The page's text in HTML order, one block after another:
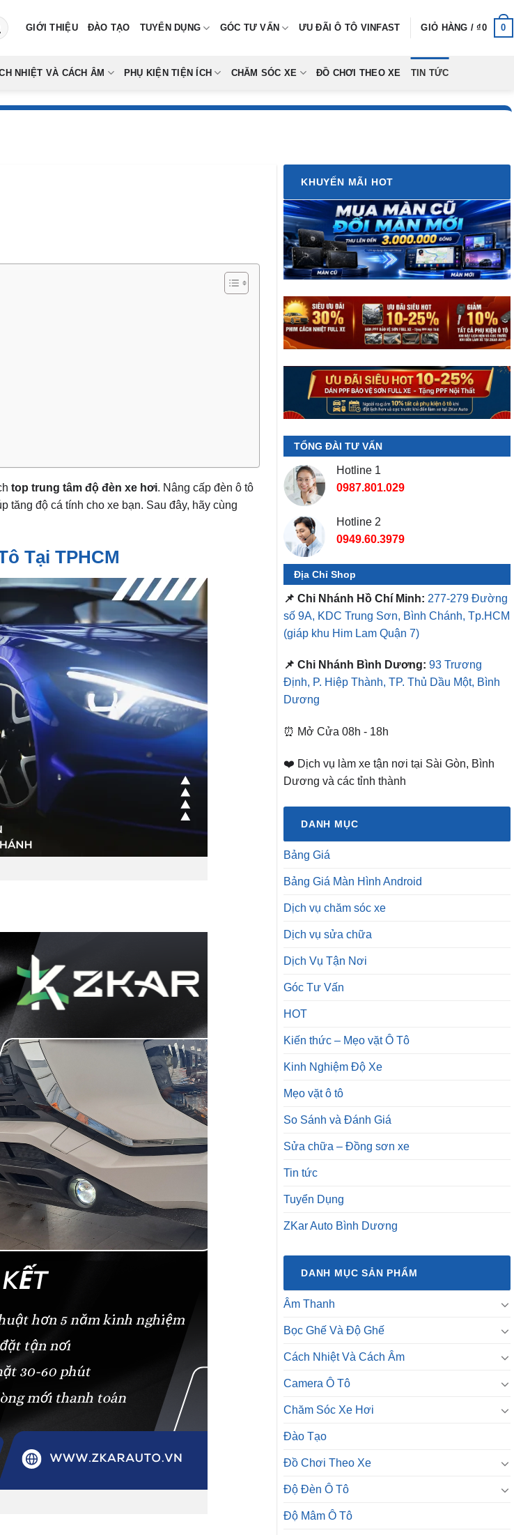
GIỚI THIỆU ĐÀO TẠO TUYỂN DỤNG GÓC TƯ VẤN ƯU ĐÃI Ô TÔ VINFAST GIỎ HÀNG /₫0 0
NHIỆT VÀ CÁCH ÂM PHỤ KIỆN TIỆN ÍCH CHĂM SÓC XE ĐỒ CHƠI THEO XE TIN TỨC
top trung tâm độ đèn xe hơi. Nâng cấp đèn ô tô
tăng độ cá tính cho xe bạn. Sau đây, hãy cùng
Tại TPHCM
KHUYẾN MÃI HOT
TỔNG ĐÀI TƯ VẤN
Hotline 1
0987.801.029
Hotline 2
0949.60.3979
Địa Chỉ Shop
📌 Chi Nhánh Hồ Chí Minh: 277-279 Đường
số 9A, KDC Trung Sơn, Bình Chánh, Tp.HCM
(giáp khu Him Lam Quận 7)
📌 Chi Nhánh Bình Dương: 93 Trương
Định, P. Hiệp Thành, TP. Thủ Dầu Một, Bình
Dương
⏰ Mở Cửa 08h - 18h
❤️ Dịch vụ làm xe tận nơi tại Sài Gòn, Bình
Dương và các tỉnh thành
DANH MỤC
Bảng Giá
Bảng Giá Màn Hình Android
Dịch vụ chăm sóc xe
Dịch vụ sửa chữa
Dịch Vụ Tận Nơi
Góc Tư Vấn
HOT
Kiến thức – Mẹo vặt Ô Tô
Kinh Nghiệm Độ Xe
Mẹo vặt ô tô
So Sánh và Đánh Giá
Sửa chữa – Đồng sơn xe
Tin tức
Tuyển Dụng
ZKar Auto Bình Dương
DANH MỤC SẢN PHẨM
Âm Thanh
Bọc Ghế Và Độ Ghế
Cách Nhiệt Và Cách Âm
Camera Ô Tô
Chăm Sóc Xe Hơi
Đào Tạo
Đồ Chơi Theo Xe
Độ Đèn Ô Tô
Độ Mâm Ô Tô